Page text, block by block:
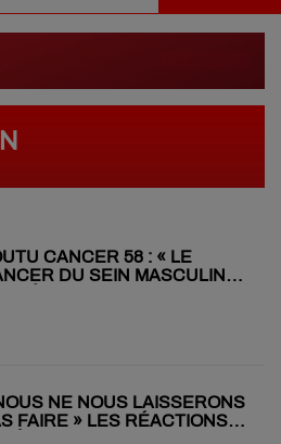
CANCER 58 : « LE
DU SEIN MASCULIN
NE NOUS LAISSERONS
FAIRE » LES RÉACTIONS